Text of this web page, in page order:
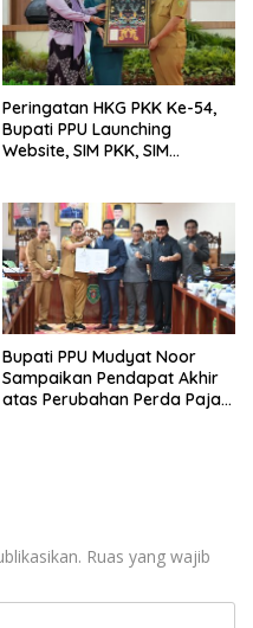
Peringatan HKG PKK Ke-54,
Bupati PPU Launching
Website, SIM PKK, SIM
Bupati PPU Mudyat Noor
Sampaikan Pendapat Akhir
atas Perubahan Perda Pajak
Ruas yang wajib